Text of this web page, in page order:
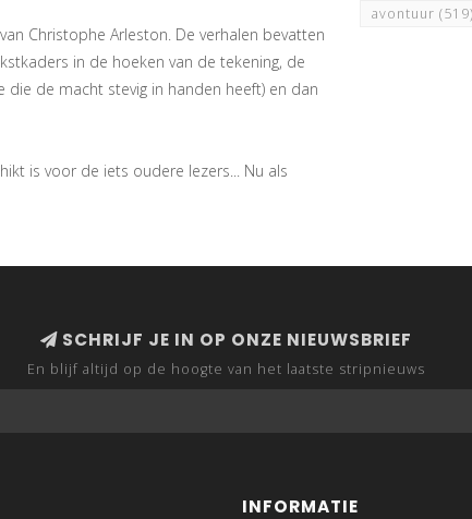
Christophe Arleston. De verhalen bevatten
in de hoeken van de tekening, de
de macht stevig in handen heeft) en dan
is voor de iets oudere lezers... Nu als
avontuur (519)
SCHRIJF JE IN OP ONZE NIEUWSBRIEF
En blijf altijd op de hoogte van het laatste stripnieuws
INFORMATIE